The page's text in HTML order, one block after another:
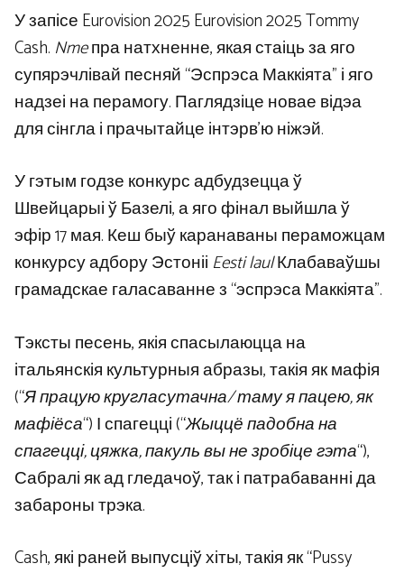
У запісе Eurovision 2025 Eurovision 2025 Tommy
Cash. Nmeпра натхненне, якая стаіць за яго
супярэчлівай песняй “Эспрэса Маккіята” і яго
надзеі на перамогу. Паглядзіце новае відэа
для сінгла і прачытайце інтэрв’ю ніжэй.
У гэтым годзе конкурс адбудзецца ў
Швейцарыі ў Базелі, а яго фінал выйшла ў
эфір 17 мая. Кеш быў каранаваны пераможцам
конкурсу адбору Эстоніі Eesti laulКлабаваўшы
грамадскае галасаванне з “эспрэса Маккіята”.
Тэксты песень, якія спасылаюцца на
італьянскія культурныя абразы, такія як мафія
(“Я працую кругласутачна/ таму я пацею, як
мафіёса“) І спагецці (“Жыццё падобна на
спагецці, цяжка, пакуль вы не зробіце гэта“),
Сабралі як ад гледачоў, так і патрабаванні да
забароны трэка.
Cash, які раней выпусціў хіты, такія як “Pussy